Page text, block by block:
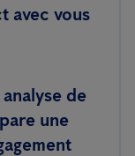
avec vous
de
une